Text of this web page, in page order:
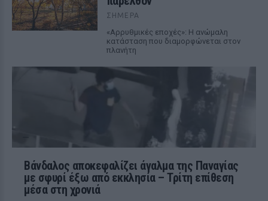
ΣΉΜΕΡΑ
«Αρρυθμικές εποχές»: Η ανώμαλη
κατάσταση που διαμορφώνεται στον
πλανήτη
Βάνδαλος αποκεφαλίζει άγαλμα της Παναγίας
με σφυρί έξω από εκκλησία – Τρίτη επίθεση
μέσα στη χρονιά